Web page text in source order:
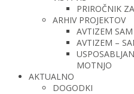
PRIROČNIK
ARHIV PROJEKTOV
AVTIZEM
AVTIZEM –
MOTNJO
AKTUALNO
DOGODKI